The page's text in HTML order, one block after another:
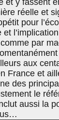
et y fassent
réelle et
pour
et
par
aux
France et
des
le
aussi la